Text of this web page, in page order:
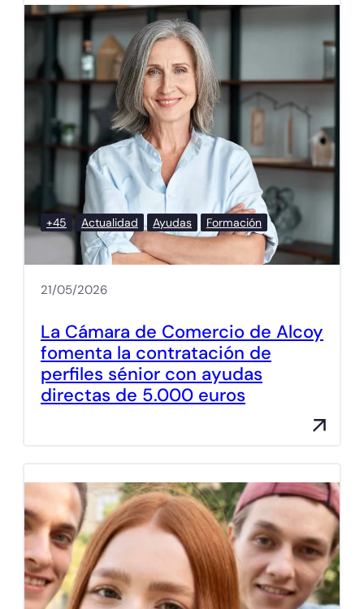
+45 Actualidad Ayudas Formación
21/05/2026
La Cámara de Comercio de Alcoy
fomenta la contratación de
perfiles sénior con ayudas
directas de 5.000 euros